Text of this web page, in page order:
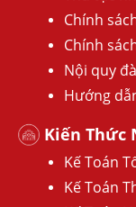
Chính
Chính
Nội quy
Hướng
Kiến Thức
Kế Toán
Kế Toán